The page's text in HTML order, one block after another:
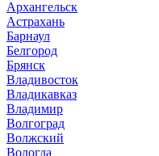
Архангельск
Астрахань
Барнаул
Белгород
Брянск
Владивосток
Владикавказ
Владимир
Волгоград
Волжский
Вологда